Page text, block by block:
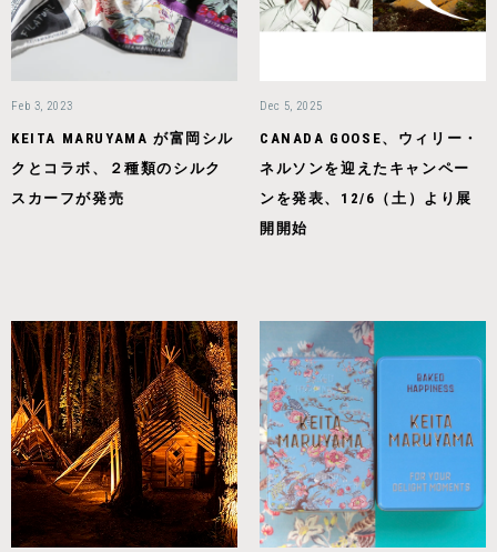
Feb 3, 2023
KEITA MARUYAMA が富岡シル
クとコラボ、２種類のシルク
スカーフが発売
Dec 5, 2025
CANADA GOOSE、ウィリー・
ネルソンを迎えたキャンペー
ンを発表、12/6（土）より展
開開始